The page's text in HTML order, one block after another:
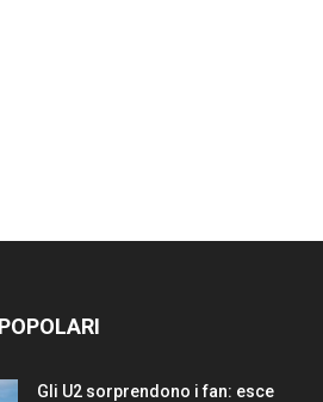
Gli U2 sorprendono i fan: esce